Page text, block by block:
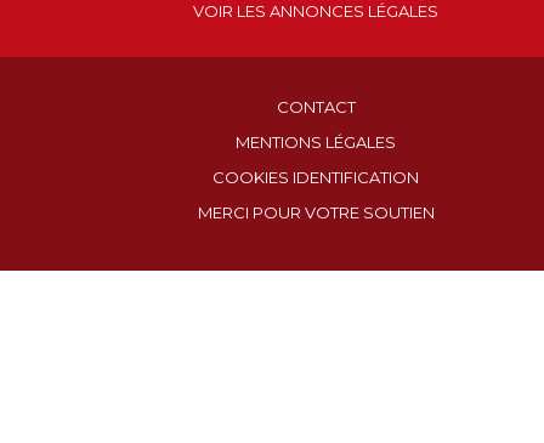
VOIR LES ANNONCES LÉGALES
CONTACT
MENTIONS LÉGALES
COOKIES IDENTIFICATION
MERCI POUR VOTRE SOUTIEN